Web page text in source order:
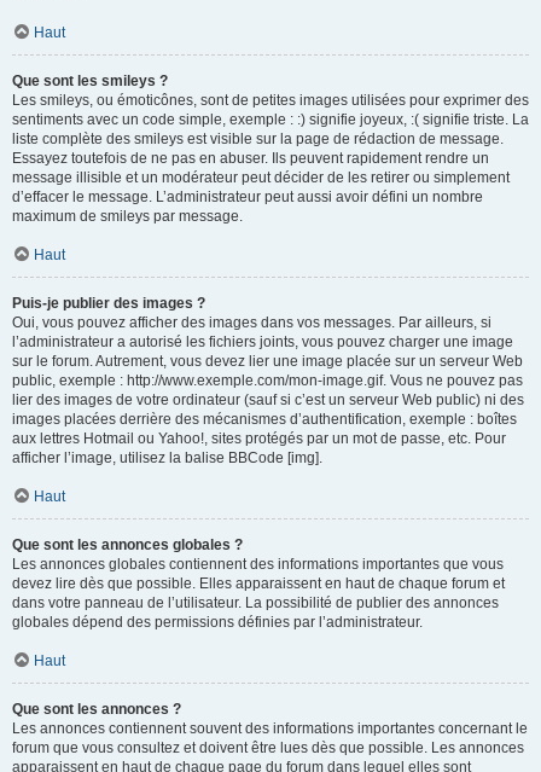
Haut
Que sont les smileys ?
Les smileys, ou émoticônes, sont de petites images utilisées pour exprimer des
sentiments avec un code simple, exemple : :) signifie joyeux, :( signifie triste. La
liste complète des smileys est visible sur la page de rédaction de message.
Essayez toutefois de ne pas en abuser. Ils peuvent rapidement rendre un
message illisible et un modérateur peut décider de les retirer ou simplement
d’effacer le message. L’administrateur peut aussi avoir défini un nombre
maximum de smileys par message.
Haut
Puis-je publier des images ?
Oui, vous pouvez afficher des images dans vos messages. Par ailleurs, si
l’administrateur a autorisé les fichiers joints, vous pouvez charger une image
sur le forum. Autrement, vous devez lier une image placée sur un serveur Web
public, exemple : http://www.exemple.com/mon-image.gif. Vous ne pouvez pas
lier des images de votre ordinateur (sauf si c’est un serveur Web public) ni des
images placées derrière des mécanismes d’authentification, exemple : boîtes
aux lettres Hotmail ou Yahoo!, sites protégés par un mot de passe, etc. Pour
afficher l’image, utilisez la balise BBCode [img].
Haut
Que sont les annonces globales ?
Les annonces globales contiennent des informations importantes que vous
devez lire dès que possible. Elles apparaissent en haut de chaque forum et
dans votre panneau de l’utilisateur. La possibilité de publier des annonces
globales dépend des permissions définies par l’administrateur.
Haut
Que sont les annonces ?
Les annonces contiennent souvent des informations importantes concernant le
forum que vous consultez et doivent être lues dès que possible. Les annonces
apparaissent en haut de chaque page du forum dans lequel elles sont